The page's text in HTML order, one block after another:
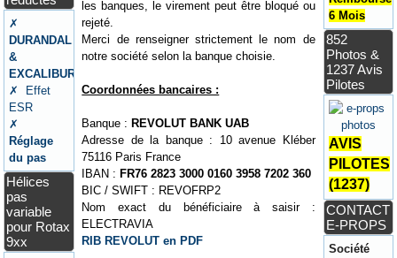
✗
DURANDAL
&
EXCALIBUR
✗ Effet
ESR
✗
Réglage
du pas
Hélices
pas
variable
pour Rotax
9xx
les banques, le virement peut être bloqué ou
rejeté.
Merci de renseigner strictement le nom de
notre société selon la banque choisie.
Coordonnées bancaires :
Banque : REVOLUT BANK UAB
Adresse de la banque : 10 avenue Kléber
75116 Paris France
IBAN : FR76 2823 3000 0160 3958 7202 360
BIC / SWIFT : REVOFRP2
Nom exact du bénéficiaire à saisir :
ELECTRAVIA
RIB REVOLUT en PDF
6 Mois
852
Photos &
1237 Avis
Pilotes
AVIS
PILOTES
(1237)
CONTACT
E-PROPS
Société